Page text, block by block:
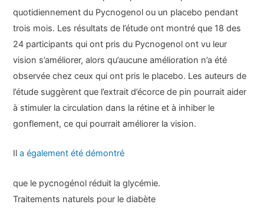
quotidiennement du Pycnogenol ou un placebo pendant
trois mois. Les résultats de l’étude ont montré que 18 des
24 participants qui ont pris du Pycnogenol ont vu leur
vision s’améliorer, alors qu’aucune amélioration n’a été
observée chez ceux qui ont pris le placebo. Les auteurs de
l’étude suggèrent que l’extrait d’écorce de pin pourrait aider
à stimuler la circulation dans la rétine et à inhiber le
gonflement, ce qui pourrait améliorer la vision.
Ila également été démontré
que le pycnogénol réduit la glycémie.
Traitements naturels pour le diabète